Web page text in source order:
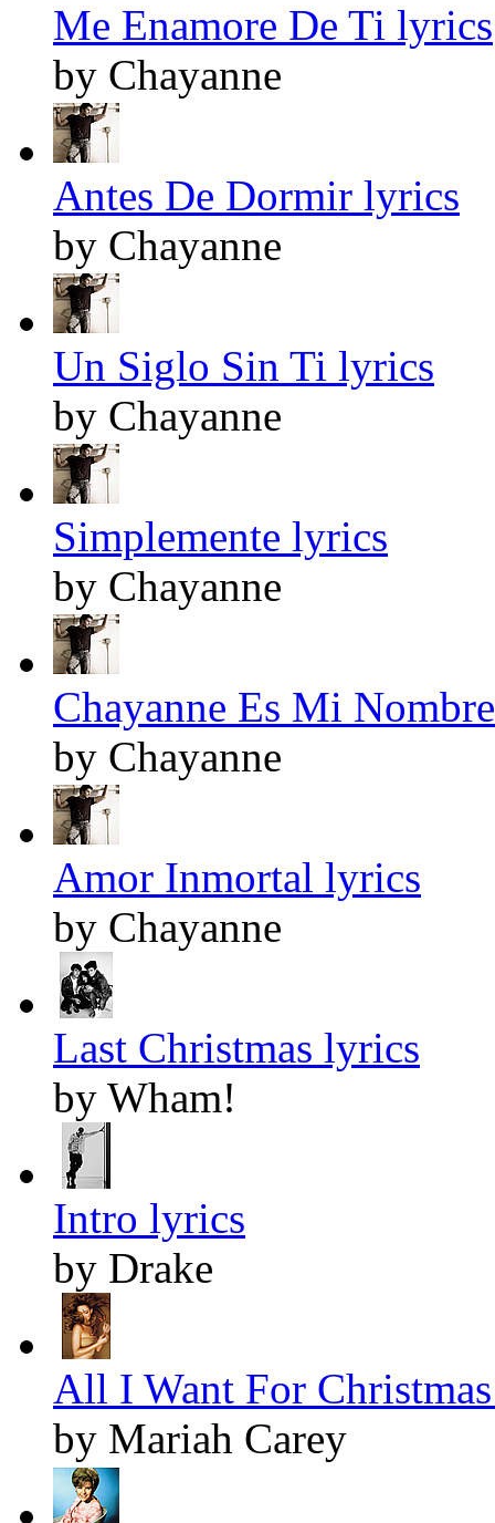
Me Enamore De Ti lyrics
by Chayanne
Antes De Dormir lyrics
by Chayanne
Un Siglo Sin Ti lyrics
by Chayanne
Simplemente lyrics
by Chayanne
Chayanne Es Mi
by Chayanne
Amor Inmortal lyrics
by Chayanne
Last Christmas lyrics
by Wham!
Intro lyrics
by Drake
All I Want For
by Mariah Carey